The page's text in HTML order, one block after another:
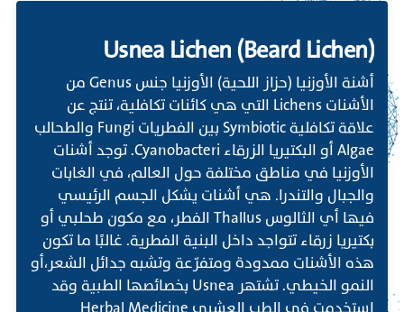
Usnea Lichen (Beard Lichen)
أشنة الأوزنيا (حزاز اللحية) الأوزنيا جنس Genus من
الأشنات Lichens التي هي كائنات تكافلية، تنتج عن
علاقة تكافلية Symbiotic بين الفطريات Fungi والطحالب
Algae أو البكتيريا الزرقاء Cyanobacteri. توجد أشنات
الأوزنيا في مناطق مختلفة حول العالم، في الغابات
والجبال والتندرا. هي أشنات يشكل الجسم الرئيسي
فيها أي الثالوس Thallus الفطر، مع مكون طحلبي أو
بكتيريا زرقاء تتواجد داخل البنية الفطرية. غالبًا ما تكون
هذه الأشنات ممدودة ومتفرّعة وتشبه جدائل الشعر،أو
النمو الخيطي. تشتهر Usnea بخصائصها الطبية وقد